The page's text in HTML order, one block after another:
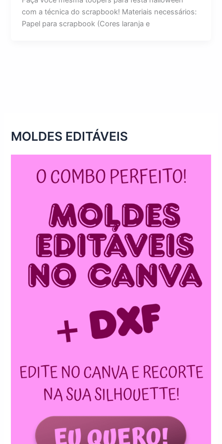
com a técnica do scrapbook! Materiais necessários:
Papel para scrapbook (Cores laranja e
MOLDES EDITÁVEIS